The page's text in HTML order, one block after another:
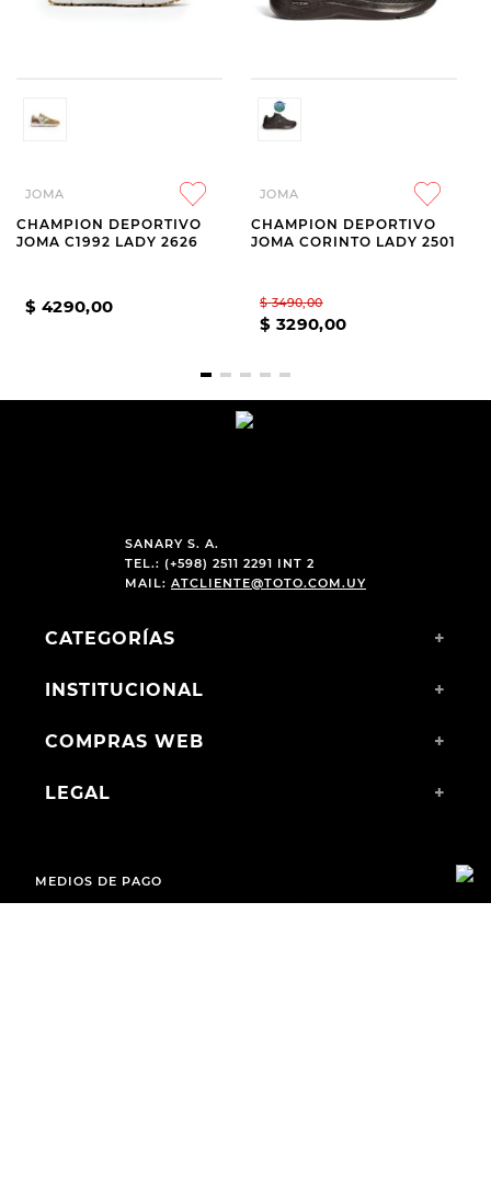
JOMA
CHAMPION DEPORTIVO
JOMA C1992 LADY 2626
$ 4290,00
JOMA
CHAMPION DEPORTIVO
JOMA CORINTO LADY 2501
$ 3490,00
$ 3290,00
SANARY S. A.
TEL.: (+598) 2511 2291 INT 2
MAIL: ATCLIENTE@TOTO.COM.UY
CATEGORÍAS +
INSTITUCIONAL +
COMPRAS WEB +
LEGAL +
MEDIOS DE PAGO